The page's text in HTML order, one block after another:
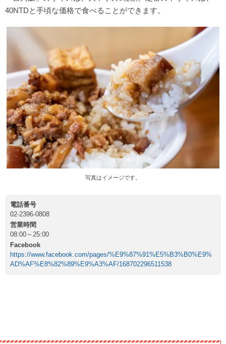
40NTDと手頃な価格で食べることができます。
写真はイメージです。
電話番号
02-2396-0808
営業時間
08:00～25:00
Facebook
https://www.facebook.com/pages/%E9%87%91%E5%B3%B0%E9%
AD%AF%E8%82%89%E9%A3%AF/168702296511538